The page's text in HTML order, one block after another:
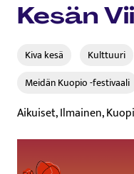
Kesän
Kiva kesä Kulttuuri
Meidän Kuopio -festivaali
Aikuiset, Ilmainen,